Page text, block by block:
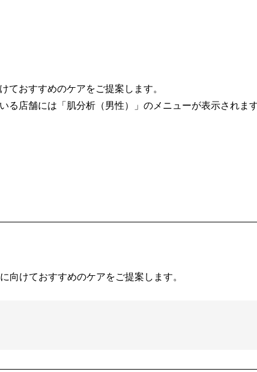
ておすすめのケアをご提案します。
店舗には「肌分析（男性）」のメニューが表示されます
向けておすすめのケアをご提案します。